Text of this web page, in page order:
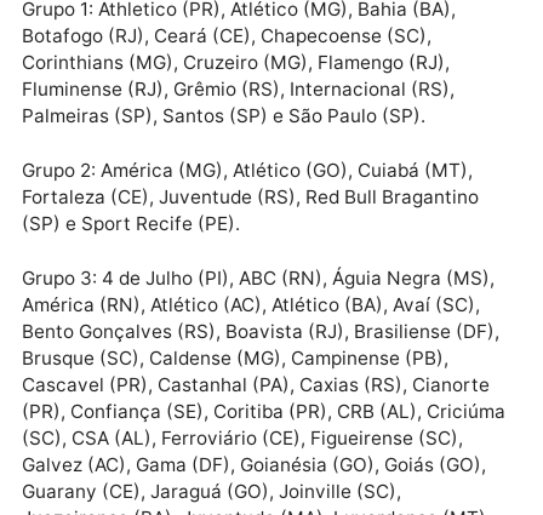
3.ª fase – R$ 1,7 milhão
2.ª fase – R$ 1,35 milhão (Grupo 1), R$ 1,07 milhão
(Grupo 2) e R$ 675 mil (Grupo 3)
1.ª fase – R$ 1,15 milhão (Grupo 1), R$ 990 mil
e R$ 560 mil (Grupo 3)
Botafogo (RJ), Ceará (CE), Chapecoense (SC),
Corinthians (MG), Cruzeiro (MG), Flamengo (RJ),
Fluminense (RJ), Grêmio (RS), Internacional (RS),
Palmeiras (SP), Santos (SP) e São Paulo (SP).
Grupo 2: América (MG), Atlético (GO), Cuiabá (MT),
Fortaleza (CE), Juventude (RS), Red Bull Bragantino
(SP) e Sport Recife (PE).